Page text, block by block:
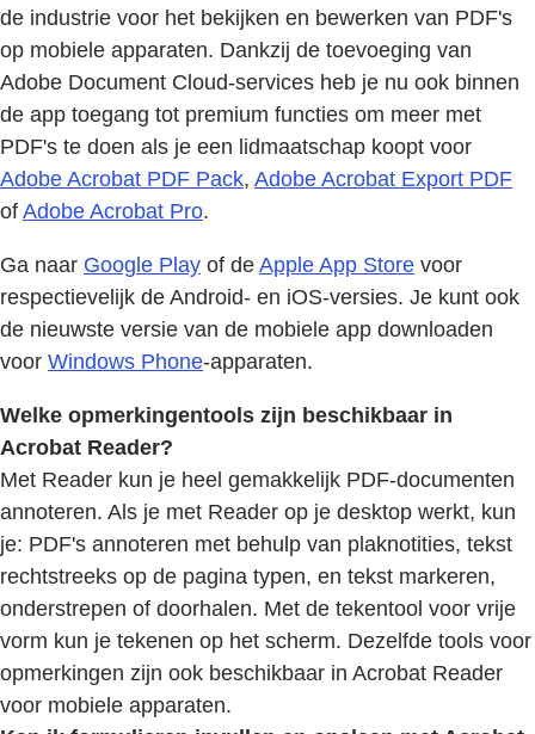
de industrie voor het bekijken en bewerken van PDF's
op mobiele apparaten. Dankzij de toevoeging van
Adobe Document Cloud-services heb je nu ook binnen
de app toegang tot premium functies om meer met
PDF's te doen als je een lidmaatschap koopt voor
Adobe Acrobat PDF Pack, Adobe Acrobat Export PDF
of Adobe Acrobat Pro.
Ga naar Google Play of de Apple App Store voor
respectievelijk de Android- en iOS-versies. Je kunt ook
de nieuwste versie van de mobiele app downloaden
voor Windows Phone-apparaten.
Welke opmerkingentools zijn beschikbaar in
Acrobat Reader?
Met Reader kun je heel gemakkelijk PDF-documenten
annoteren. Als je met Reader op je desktop werkt, kun
je: PDF's annoteren met behulp van plaknotities, tekst
rechtstreeks op de pagina typen, en tekst markeren,
onderstrepen of doorhalen. Met de tekentool voor vrije
vorm kun je tekenen op het scherm. Dezelfde tools voor
opmerkingen zijn ook beschikbaar in Acrobat Reader
voor mobiele apparaten.